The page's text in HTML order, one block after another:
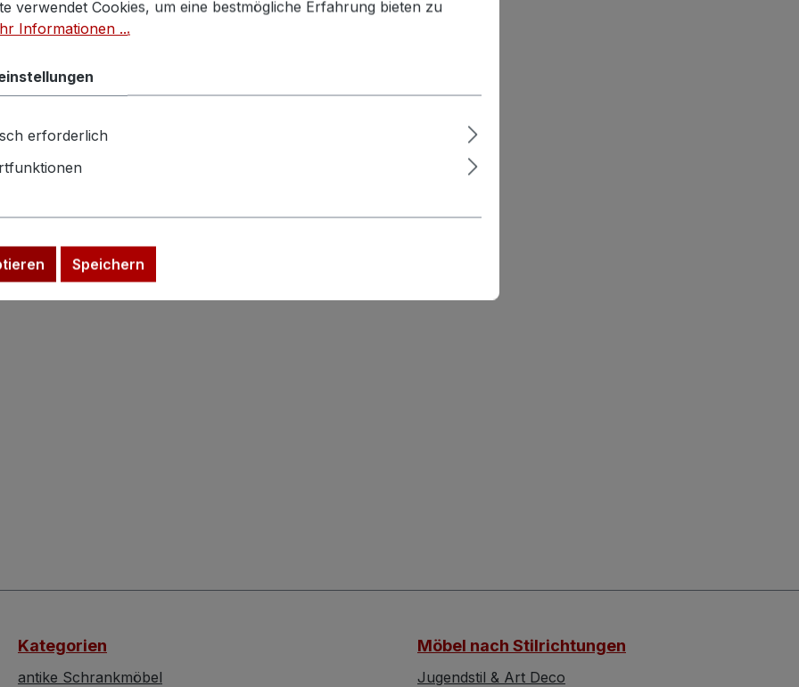
Kategorien
antike Schrankmöbel
Möbel nach Stilrichtungen
Jugendstil & Art Deco
verwendet Cookies, um eine bestmögliche Erfahrung bieten zu
Informationen ...
erforderlich
Speichern